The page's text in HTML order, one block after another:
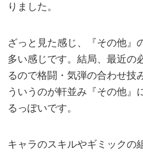
りました。
ざっと見た感じ、『その他』
多い感じです。結局、最近の
るので格闘・気弾の合わせ技
ういうのが軒並み『その他』
るっぽいです。
キャラのスキルやギミックの